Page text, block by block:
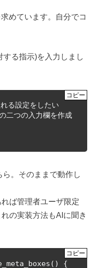
めています。自分でコ
る指示)を入力しまし
る設定をしたい
二つの入力欄を作成
。そのままで動作し
ば管理者ユーザ限定
の実装方法もAIに聞き
{